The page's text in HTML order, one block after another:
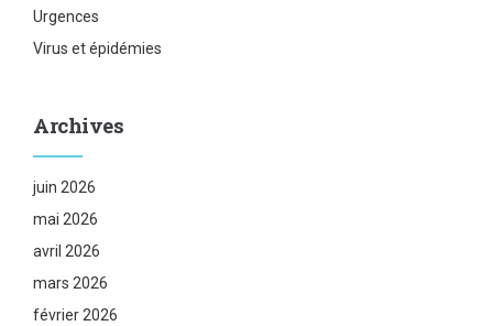
Urgences
Virus et épidémies
Archives
juin 2026
mai 2026
avril 2026
mars 2026
février 2026